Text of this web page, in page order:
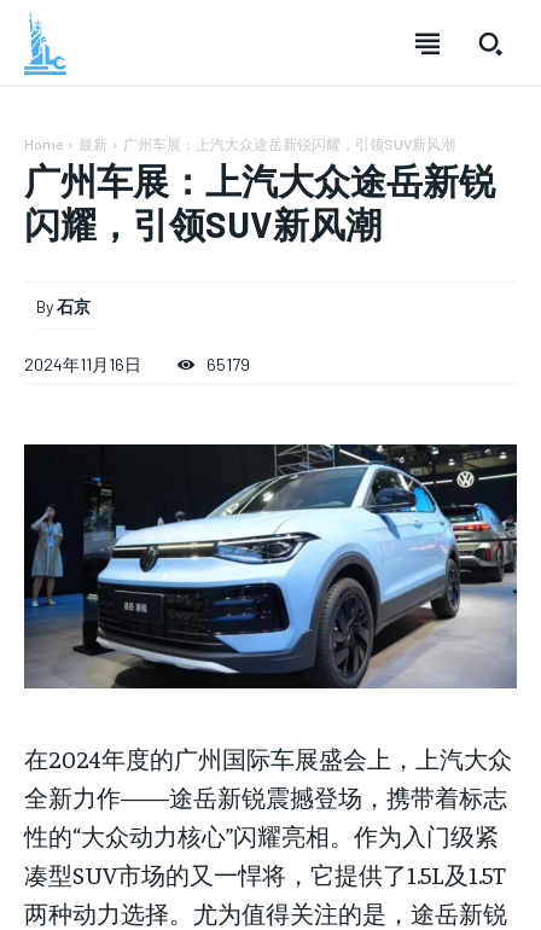
Welcome to Liberty Case
stay ahead of the curve.
Your Profile
NEWS LIFESTYLE PUBLIC OPINION
SUBSCRIBE
Welcome to Liberty Case
Your Profile
NEWS LIFESTYLE PUBLIC OPINION
SUBSCRIBE
Welcome to Liberty Case
Your Profile
NEWS LIFESTYLE PUBLIC OPINION
Home 最新 广州车展：上汽大众途岳新锐闪耀，引领SUV新风潮
广州车展：上汽大众途岳新锐
闪耀，引领SUV新风潮
By石京
2024年11月16日 65179
在2024年度的广州国际车展盛会上，上汽大众
全新力作——途岳新锐震撼登场，携带着标志
性的“大众动力核心”闪耀亮相。作为入门级紧
凑型SUV市场的又一悍将，它提供了1.5L及1.5T
两种动力选择。尤为值得关注的是，途岳新锐